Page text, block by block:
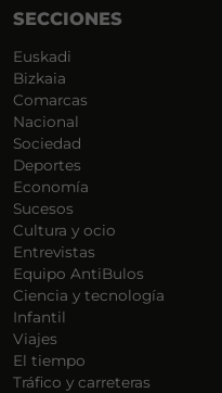
SECCIONES
Euskadi
Bizkaia
Comarcas
Nacional
Sociedad
Deportes
Economía
Sucesos
Cultura y ocio
Entrevistas
Equipo AntiBulos
Ciencia y tecnología
Infantil
Viajes
El tiempo
Tráfico y carreteras